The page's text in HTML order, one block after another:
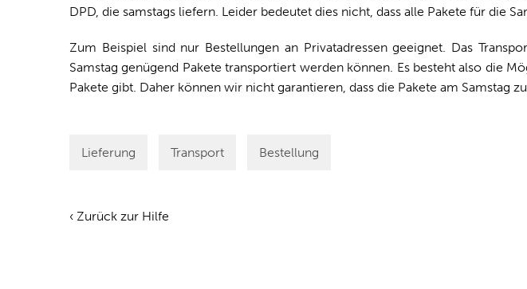
DPD, die samstags liefern. Leider bedeutet dies nicht, dass alle Pakete für die
Zum Beispiel sind nur Bestellungen an Privatadressen geeignet. Das
Samstag genügend Pakete transportiert werden können. Es besteht also die
Pakete gibt. Daher können wir nicht garantieren, dass die Pakete am Samstag
Lieferung Transport Bestellung
‹ Zurück zur Hilfe